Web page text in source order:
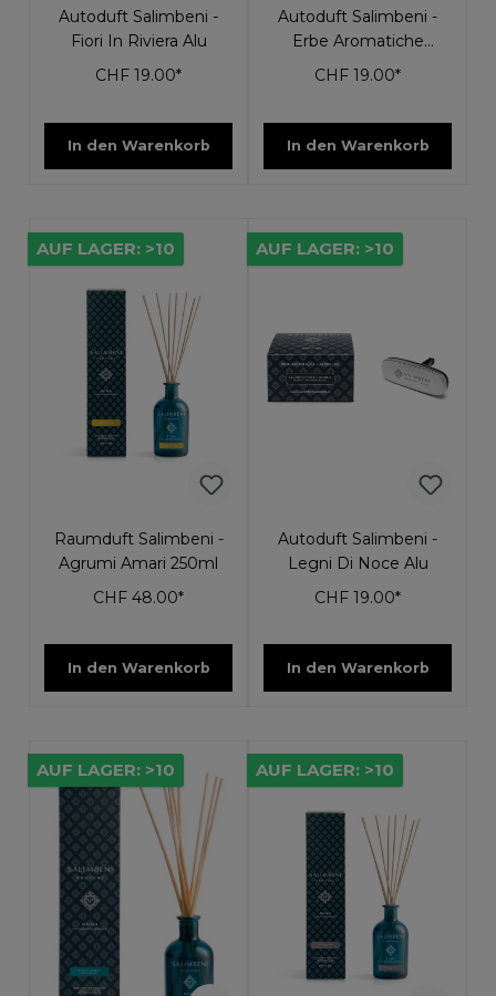
Autoduft Salimbeni -
Fiori In Riviera Alu
CHF 19.00*
In den Warenkorb
Autoduft Salimbeni -
Erbe Aromatiche
Bronze
CHF 19.00*
In den Warenkorb
AUF LAGER: >10
Raumduft Salimbeni -
Agrumi Amari 250ml
CHF 48.00*
In den Warenkorb
AUF LAGER: >10
Autoduft Salimbeni -
Legni Di Noce Alu
CHF 19.00*
In den Warenkorb
AUF LAGER: >10 AUF LAGER: >10